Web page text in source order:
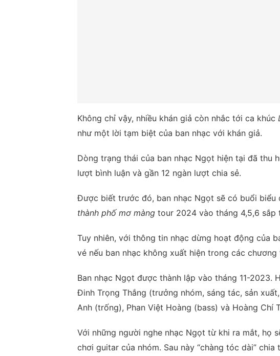
Không chỉ vậy, nhiều khán giả còn nhắc tới ca khúc
như một lời tạm biệt của ban nhạc với khán giả.
Dòng trạng thái của ban nhạc Ngọt hiện tại đã thu
lượt bình luận và gần 12 ngàn lượt chia sẻ.
Được biết trước đó, ban nhạc Ngọt sẽ có buổi biểu
thành phố mơ màng tour 2024 vào tháng 4,5,6 sắp
Tuy nhiên, với thông tin nhạc dừng hoạt động của
vé nếu ban nhạc không xuất hiện trong các chương
Ban nhạc Ngọt được thành lập vào tháng 11-2023.
Đinh Trọng Thắng (trưởng nhóm, sáng tác, sản
Anh (trống), Phan Việt Hoàng (bass) và Hoàng Chí
Với những người nghe nhạc Ngọt từ khi ra mắt, họ
chơi guitar của nhóm. Sau này “chàng tóc dài”